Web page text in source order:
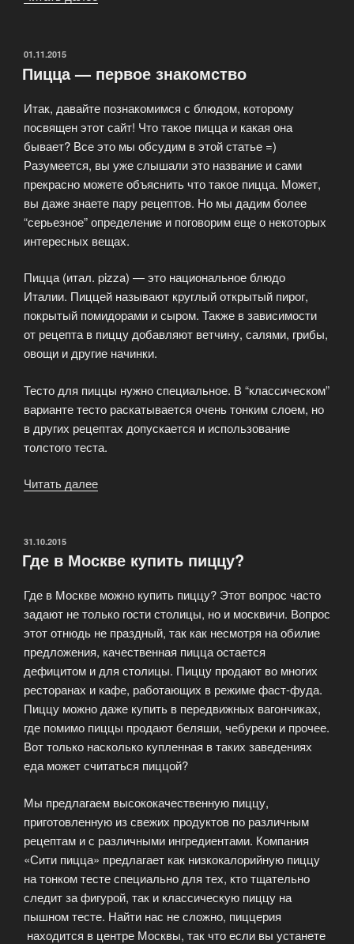
ОПУБЛИКОВАНО
01.11.2015
Пицца — первое знакомство
Итак, давайте познакомимся с блюдом, которому
посвящен этот сайт! Что такое пицца и какая она
бывает? Все это мы обсудим в этой статье =)
Разумеется, вы уже слышали это название и сами
прекрасно можете объяснить что такое пицца. Может,
вы даже знаете пару рецептов. Но мы дадим более
“серьезное” определение и поговорим еще о некоторых
интересных вещах.
Пицца (итал. pizza) — это национальное блюдо
Италии. Пиццей называют круглый открытый пирог,
покрытый помидорами и сыром. Также в зависимости
от рецепта в пиццу добавляют ветчину, салями, грибы,
овощи и другие начинки.
Тесто для пиццы нужно специальное. В “классическом”
варианте тесто раскатывается очень тонким слоем, но
в других рецептах допускается и использование
толстого теста.
Читать далее
ОПУБЛИКОВАНО
31.10.2015
Где в Москве купить пиццу?
Где в Москве можно купить пиццу? Этот вопрос часто
задают не только гости столицы, но и москвичи. Вопрос
этот отнюдь не праздный, так как несмотря на обилие
предложения, качественная пицца остается
дефицитом и для столицы. Пиццу продают во многих
ресторанах и кафе, работающих в режиме фаст-фуда.
Пиццу можно даже купить в передвижных вагончиках,
где помимо пиццы продают беляши, чебуреки и прочее.
Вот только насколько купленная в таких заведениях
еда может считаться пиццой?
Мы предлагаем высококачественную пиццу,
приготовленную из свежих продуктов по различным
рецептам и с различными ингредиентами. Компания
«Сити пицца» предлагает как низкокалорийную пиццу
на тонком тесте специально для тех, кто тщательно
следит за фигурой, так и классическую пиццу на
пышном тесте. Найти нас не сложно, пиццерия
находится в центре Москвы, так что если вы устанете